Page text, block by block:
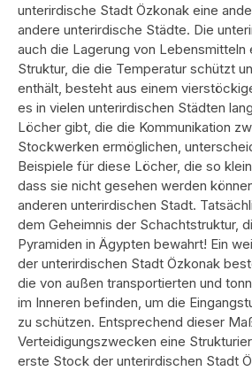
unterirdische Stadt Özkonak eine
andere unterirdische Städte. Die
auch die Lagerung von Lebensmitteln
Struktur, die die Temperatur schützt
enthält, besteht aus einem
es in vielen unterirdischen Städten
Löcher gibt, die die Kommunikation
Stockwerken ermöglichen,
Beispiele für diese Löcher, die so
dass sie nicht gesehen werden
anderen unterirdischen Stadt.
dem Geheimnis der Schachtstruktur,
Pyramiden in Ägypten bewahrt! Ein
der unterirdischen Stadt Özkonak
die von außen transportierten und
im Inneren befinden, um die
zu schützen. Entsprechend dieser
Verteidigungszwecken eine
erste Stock der unterirdischen Stadt